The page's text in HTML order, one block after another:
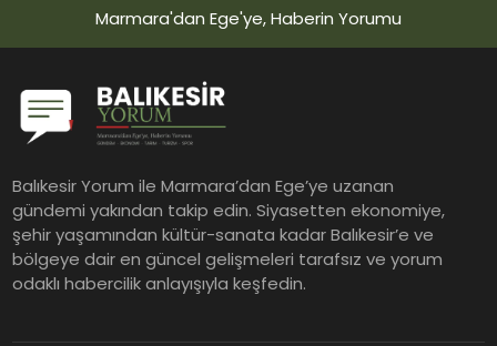
Marmara'dan Ege'ye, Haberin Yorumu
Balıkesir Yorum ile Marmara’dan Ege’ye uzanan
gündemi yakından takip edin. Siyasetten ekonomiye,
şehir yaşamından kültür-sanata kadar Balıkesir’e ve
bölgeye dair en güncel gelişmeleri tarafsız ve yorum
odaklı habercilik anlayışıyla keşfedin.